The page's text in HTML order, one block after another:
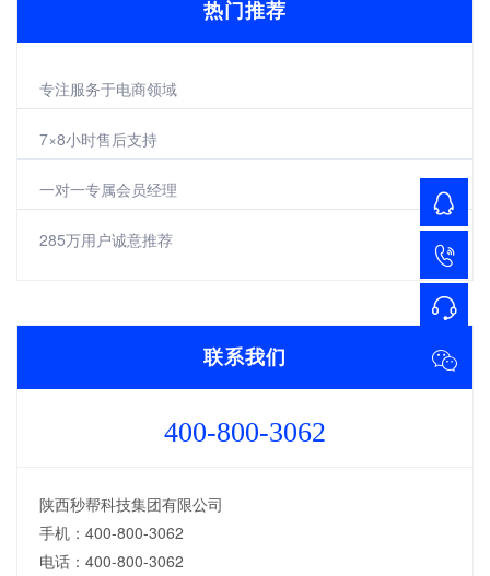
热门推荐
专注服务于电商领域
7×8小时售后支持
一对一专属会员经理
285万用户诚意推荐
联系我们
400-800-3062
陕西秒帮科技集团有限公司
手机：400-800-3062
电话：400-800-3062